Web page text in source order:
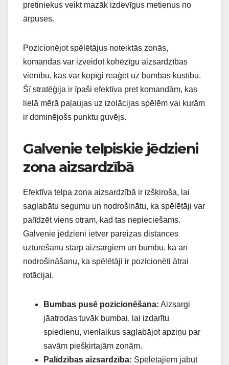
pretiniekus veikt mazāk izdevīgus metienus no
ārpuses.
Pozicionējot spēlētājus noteiktās zonās,
komandas var izveidot kohēzīgu aizsardzības
vienību, kas var kopīgi reaģēt uz bumbas kustību.
Šī stratēģija ir īpaši efektīva pret komandām, kas
lielā mērā paļaujas uz izolācijas spēlēm vai kurām
ir dominējošs punktu guvējs.
Galvenie telpiskie jēdzieni
zona aizsardzībā
Efektīva telpa zona aizsardzībā ir izšķiroša, lai
saglabātu segumu un nodrošinātu, ka spēlētāji var
palīdzēt viens otram, kad tas nepieciešams.
Galvenie jēdzieni ietver pareizas distances
uzturēšanu starp aizsargiem un bumbu, kā arī
nodrošināšanu, ka spēlētāji ir pozicionēti ātrai
rotācijai.
Bumbas pusē pozicionēšana: Aizsargi
jāatrodas tuvāk bumbai, lai izdarītu
spiedienu, vienlaikus saglabājot apziņu par
savām piešķirtajām zonām.
Palīdzības aizsardzība: Spēlētājiem jābūt